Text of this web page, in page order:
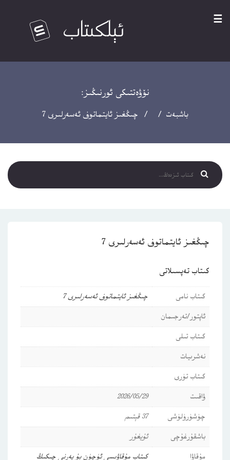
☰
نۆۋەتتىكى ئورنىڭىز:
باشبەت / / چىڭغىز ئايتماتوف ئەسەرلىرى 7
چىڭغىز ئايتماتوف ئەسەرلىرى 7
كىتاب تەپسىلاتى
كىتاب نامى
چىڭغىز ئايتماتوف ئەسەرلىرى 7
ئاپتور/تەرجىمان
كىتاب تىلى
نەشرىيات
كىتاب تۈرى
ۋاقىت
2026/05/29
چۈشۈرۈلۈشى
37 قېتىم
باشقۇرغۇچى
ئۇيغۇر
مۇقاۋا
كىتاب مۇقاۋىسى ئۈچۈن بۇ يەرنى چىكىڭ